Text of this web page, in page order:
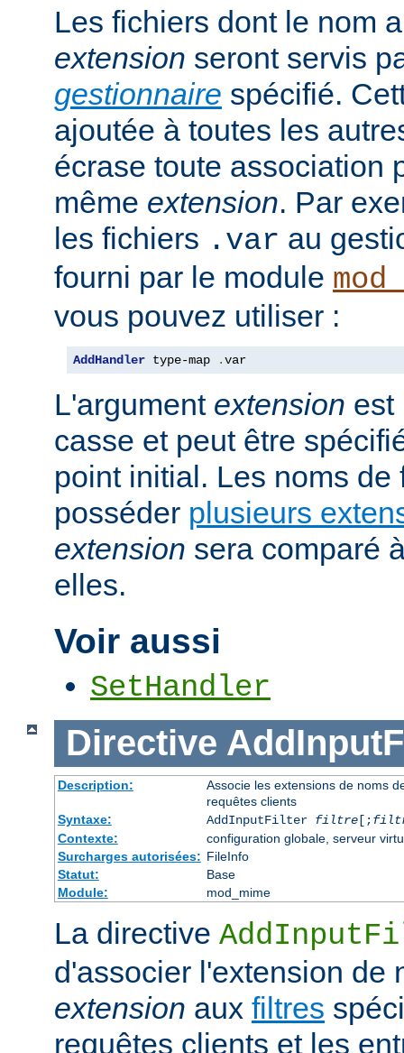
Les fichiers dont le nom
extension seront servis
gestionnaire spécifié.
ajoutée à toutes les
écrase toute association
même extension. Par
les fichiers .var au
fourni par le module
vous pouvez utiliser :
AddHandler type-map .var
L'argument extension est
casse et peut être
point initial. Les noms de
posséder plusieurs
extension sera comparé
elles.
Voir aussi
SetHandler
Directive
Description:
Associe les extensions de noms
requêtes clients
Syntaxe:
AddInputFilter filtre[;
Contexte:
configuration globale, serveur
Surcharges autorisées: FileInfo
Statut:
Base
Module:
mod_mime
La directive
d'associer l'extension de
extension aux filtres
requêtes clients et les